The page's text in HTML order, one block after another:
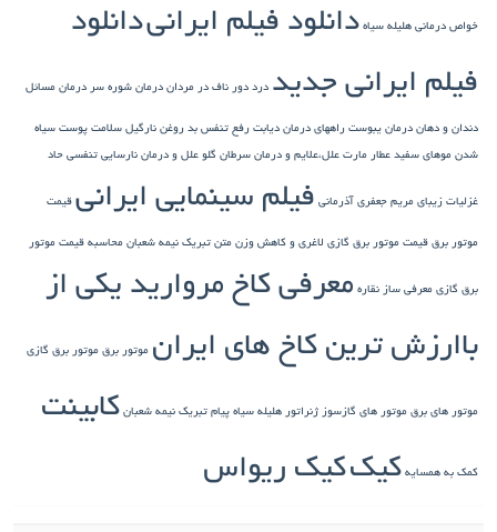
خواص درمانی هلیله سیاه دانلود فیلم ایرانیدانلود
فیلم ایرانی جدید درد دور ناف در مردان درمان شوره سر درمان مسائل
دندان و دهان درمان یبوست راههای درمان دیابت رفع تنفس بد روغن نارگیل سلامت پوست سیاه
شدن موهای سفید عطار مارت علل،علایم و درمان سرطان گلو علل و درمان نارسایی تنفسی حاد
غزلیات زیبای مریم جعفری آذرمانی فیلم سینمایی ایرانی قیمت
موتور برق قیمت موتور برق گازی لاغری و کاهش وزن متن تبریک نیمه شعبان محاسبه قیمت موتور
برق گازی معرفی ساز نقاره معرفی کاخ مروارید یکی از
باارزش ترین کاخ های ایران موتور برق موتور برق گازی
موتور های برق موتور های گازسوز ژنراتور هلیله سیاه پیام تبریک نیمه شعبان کابینت
کمک به همسایه کیککیک ریواس